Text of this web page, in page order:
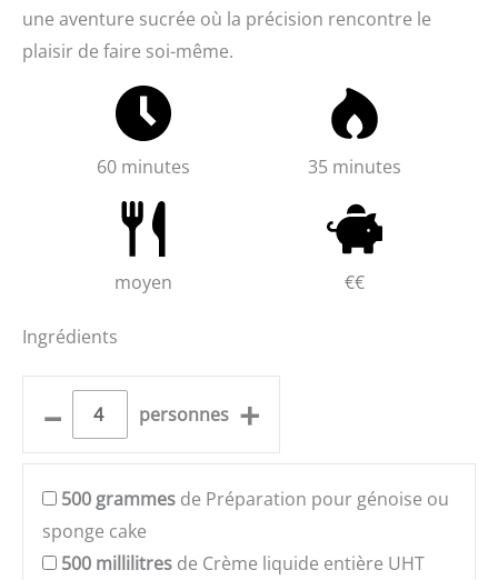
une aventure sucrée où la précision rencontre le
plaisir de faire soi-même.
60 minutes 35 minutes
moyen €€
Ingrédients
– personnes +
500 grammes de Préparation pour génoise ou
sponge cake
500 millilitres de Crème liquide entière UHT